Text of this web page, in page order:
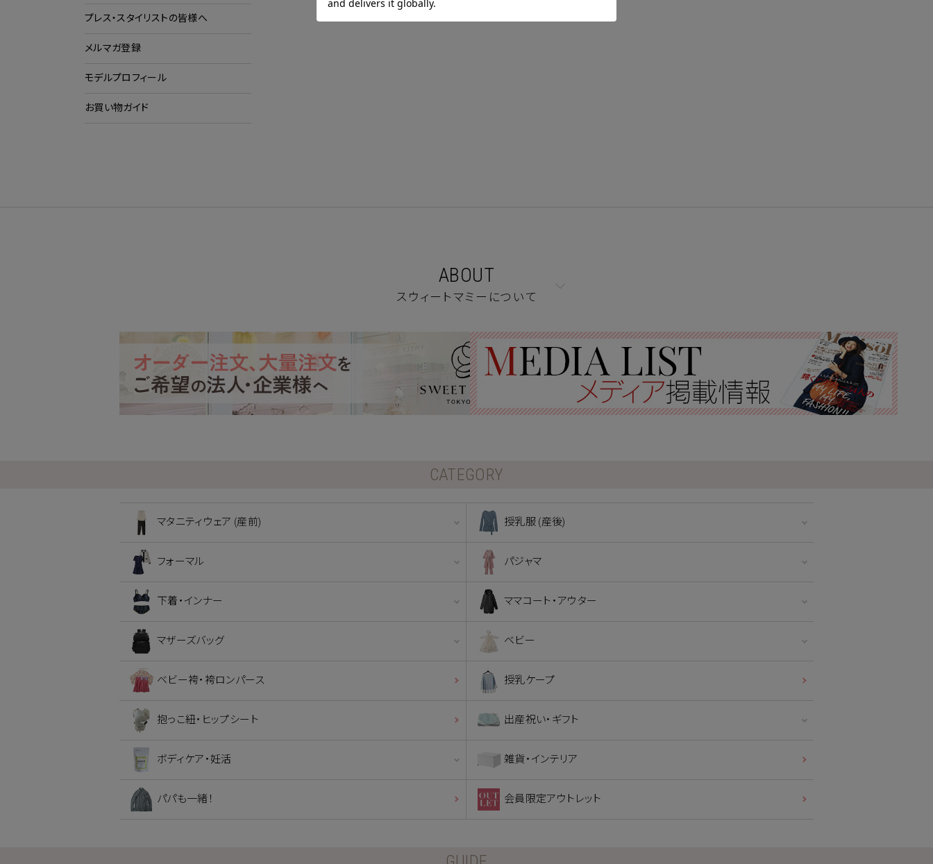
プレス・スタイリストの皆様へ
メルマガ登録
モデルプロフィール
お買い物ガイド
ABOUT
スウィートマミーについて
CATEGORY
マタニティウェア (産前) 授乳服 (産後)
フォーマル パジャマ
下着・インナー ママコート・アウター
マザーズバッグ ベビー
ベビー袴・袴ロンパース 授乳ケープ
抱っこ紐・ヒップシート 出産祝い・ギフト
ボディケア・妊活 雑貨・インテリア
パパも一緒！ 会員限定アウトレット